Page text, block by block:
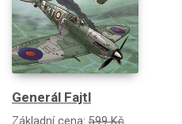
Generál Fajtl